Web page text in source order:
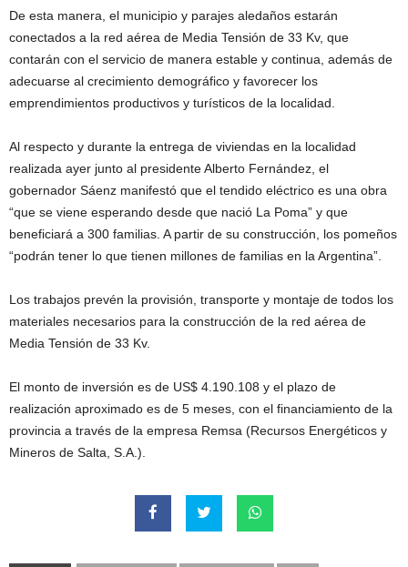
De esta manera, el municipio y parajes aledaños estarán
conectados a la red aérea de Media Tensión de 33 Kv, que
contarán con el servicio de manera estable y continua, además de
adecuarse al crecimiento demográfico y favorecer los
emprendimientos productivos y turísticos de la localidad.
Al respecto y durante la entrega de viviendas en la localidad
realizada ayer junto al presidente Alberto Fernández, el
gobernador Sáenz manifestó que el tendido eléctrico es una obra
“que se viene esperando desde que nació La Poma” y que
beneficiará a 300 familias. A partir de su construcción, los pomeños
“podrán tener lo que tienen millones de familias en la Argentina”.
Los trabajos prevén la provisión, transporte y montaje de todos los
materiales necesarios para la construcción de la red aérea de
Media Tensión de 33 Kv.
El monto de inversión es de US$ 4.190.108 y el plazo de
realización aproximado es de 5 meses, con el financiamiento de la
provincia a través de la empresa Remsa (Recursos Energéticos y
Mineros de Salta, S.A.).